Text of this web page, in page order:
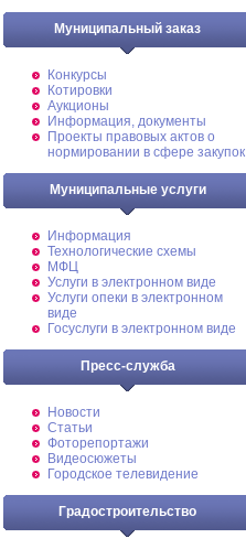
Муниципальный заказ
Конкурсы
Котировки
Аукционы
Информация, документы
Проекты правовых актов о
нормировании в сфере закупок
Муниципальные услуги
Информация
Технологические схемы
МФЦ
Услуги в электронном виде
Услуги опеки в электронном
виде
Госуслуги в электронном виде
Пресс-служба
Новости
Статьи
Фоторепортажи
Видеосюжеты
Городское телевидение
Градостроительство